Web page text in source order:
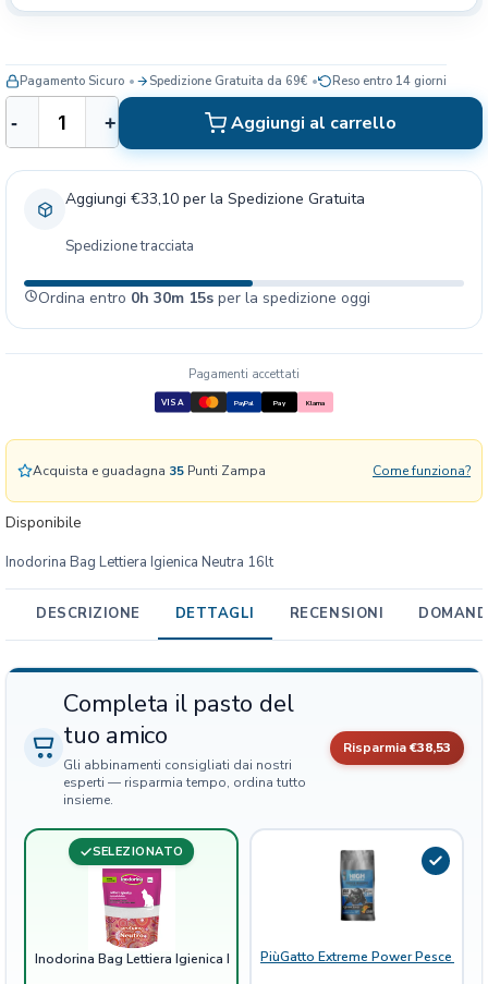
Disponibile
Inodorina Bag Lettiera Igienica Neutra 16lt
n
o
o
a
t
t
e
a
I
g
i
c
N
e
u
l
- + Aggiungi al carrello
Pagamento Sicuro Spedizione Gratuita da 69€ Reso entro 14 giorni
Aggiungi €33,10 per la Spedizione Gratuita
Spedizione tracciata
Ordina entro 0h 30m 15s per la spedizione oggi
Acquista e guadagna 35 Punti Zampa Come funziona?
Pagamenti accettati
VISA PayPal Pay Klarna
DESCRIZIONE DETTAGLI RECENSIONI
Completa il pasto del
tuo amico
Gli abbinamenti consigliati dai nostri
esperti — risparmia tempo, ordina tutto
insieme.
Risparmia€38,53
SELEZIONATO
Inodorina Bag Lettiera Igienica Neutra 16ltPiùGatto Extreme Power Pesce